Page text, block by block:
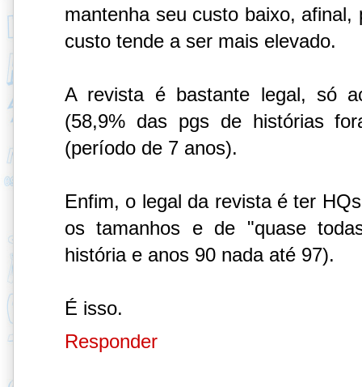
mantenha seu custo baixo,
custo tende a ser mais elevado.
A revista é bastante legal, só
(58,9% das pgs de histórias
(período de 7 anos).
Enfim, o legal da revista é ter
os tamanhos e de "quase
história e anos 90 nada até 97).
É isso.
Responder